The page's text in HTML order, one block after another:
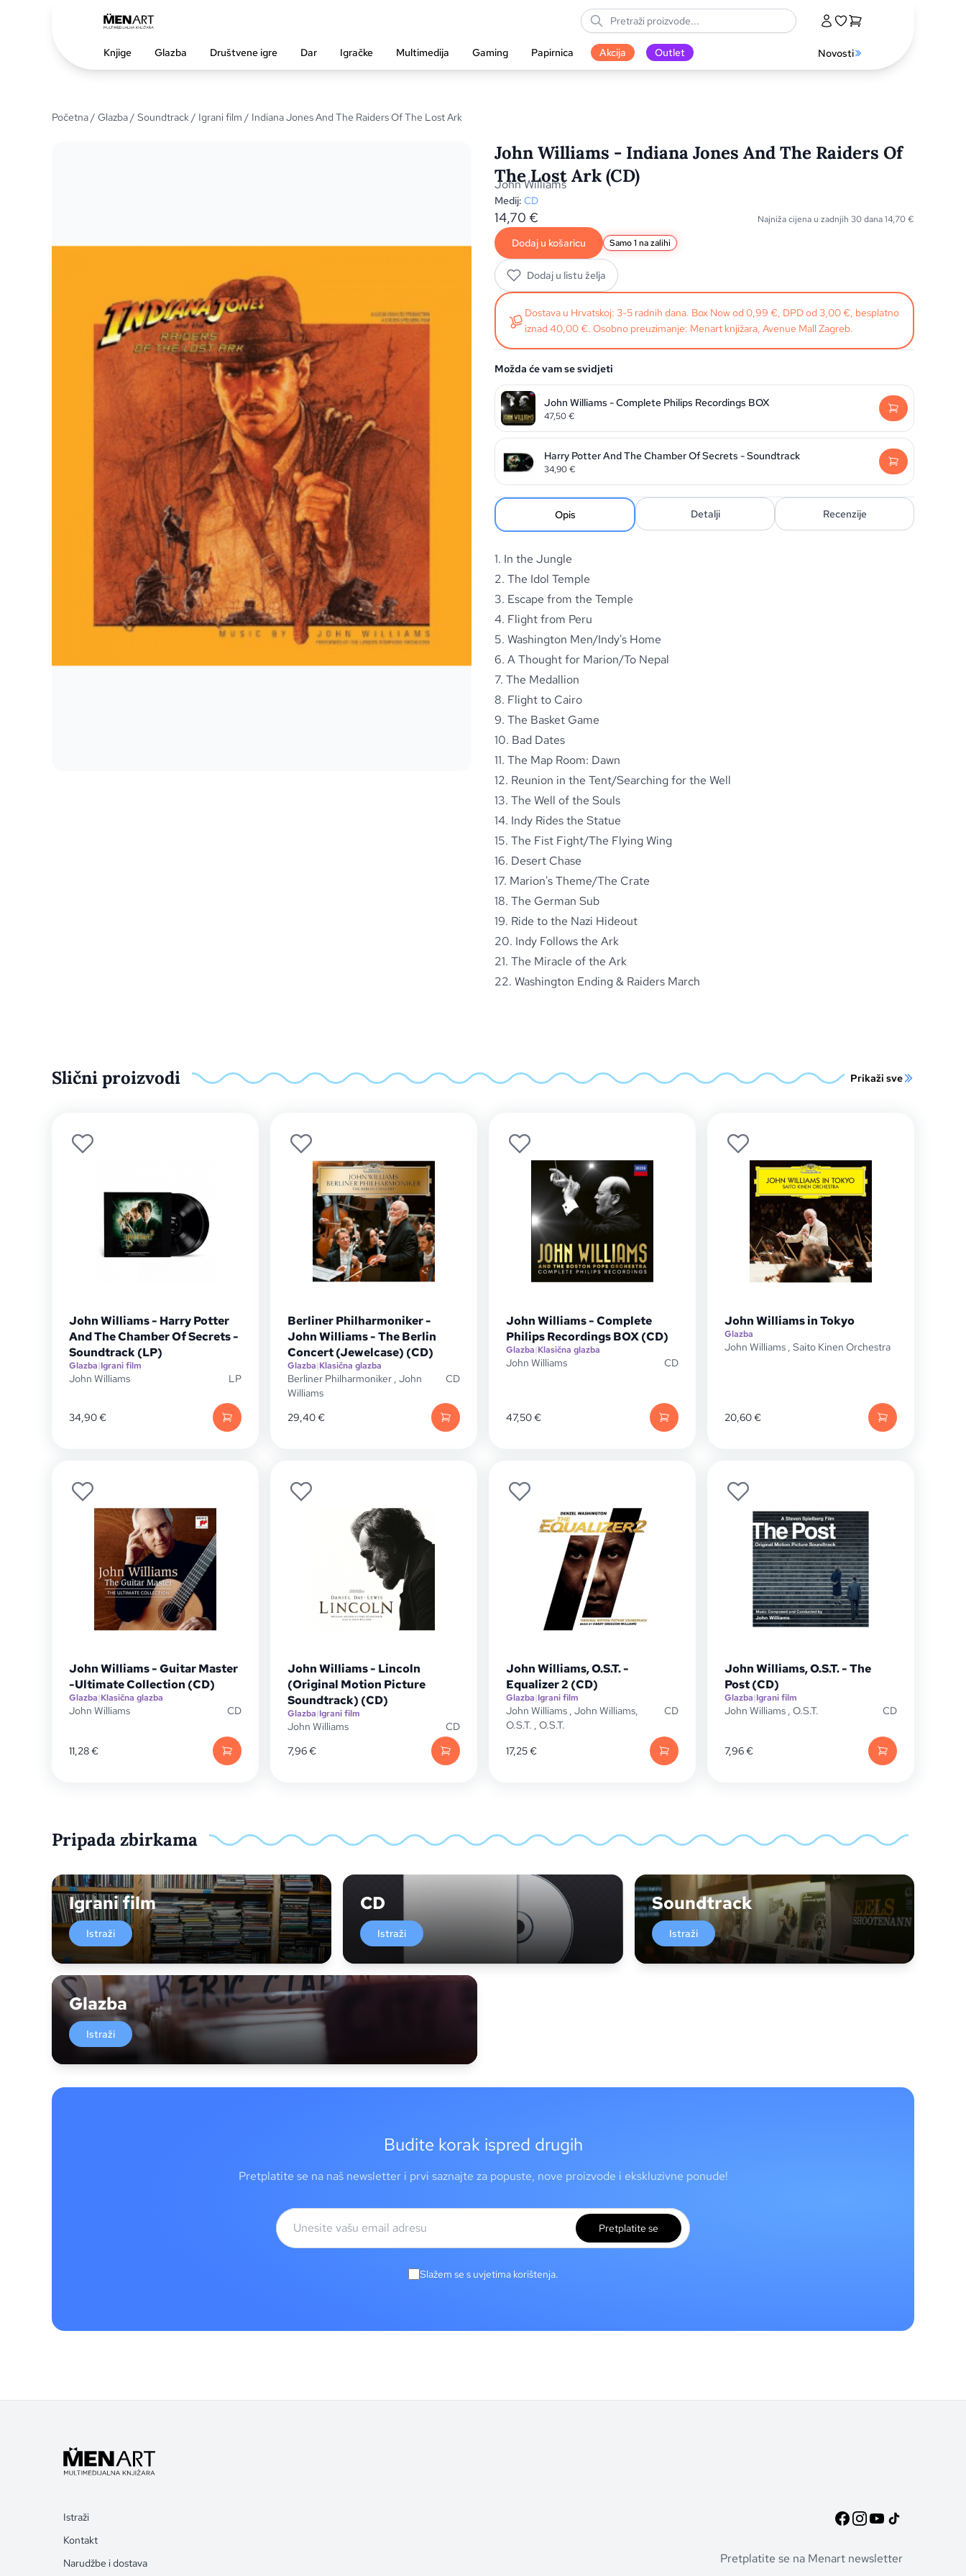
Knjige Glazba Društvene igre Dar Igračke Multimedija Gaming Papirnica Akcija Outlet Novosti
Početna/ Glazba/ Soundtrack/ Igrani film / Indiana Jones And The Raiders Of The Lost Ark
John Williams - Indiana Jones And The Raiders Of
The Lost Ark (CD)
John Williams
Medij: CD
14,70 € Najniža cijena u zadnjih 30 dana14,70€
Dodaj u košaricu Samo 1 na zalihi
Dodaj u listu želja
Dostava u Hrvatskoj: 3-5 radnih dana. Box Now od 0,99 €, DPD od 3,00 €, besplatno
iznad 40,00 €. Osobno preuzimanje: Menart knjižara, Avenue Mall Zagreb.
Možda će vam se svidjeti
John Williams - Complete Philips Recordings BOX
47,50€
Harry Potter And The Chamber Of Secrets - Soundtrack
34,90€
Opis Detalji Recenzije
1. In the Jungle
2. The Idol Temple
3. Escape from the Temple
4. Flight from Peru
5. Washington Men/Indy's Home
6. A Thought for Marion/To Nepal
7. The Medallion
8. Flight to Cairo
9. The Basket Game
10. Bad Dates
11. The Map Room: Dawn
12. Reunion in the Tent/Searching for the Well
13. The Well of the Souls
14. Indy Rides the Statue
15. The Fist Fight/The Flying Wing
16. Desert Chase
17. Marion's Theme/The Crate
18. The German Sub
19. Ride to the Nazi Hideout
20. Indy Follows the Ark
21. The Miracle of the Ark
22. Washington Ending & Raiders March
Slični proizvodi Prikaži sve
John Williams - Harry Potter
And The Chamber Of Secrets -
Soundtrack (LP)
Glazba|Igrani film
John Williams LP
34,90€
Berliner Philharmoniker -
John Williams - The Berlin
Concert (Jewelcase) (CD)
Glazba|Klasična glazba
Berliner Philharmoniker , John
Williams
CD
29,40€
John Williams - Complete
Philips Recordings BOX (CD)
Glazba|Klasična glazba
John Williams CD
47,50€
John Williams in Tokyo
Glazba
John Williams , Saito Kinen Orchestra
20,60€
John Williams - Guitar Master
-Ultimate Collection (CD)
Glazba|Klasična glazba
John Williams CD
11,28€
John Williams - Lincoln
(Original Motion Picture
Soundtrack) (CD)
Glazba|Igrani film
John Williams
CD
7,96€
John Williams, O.S.T. -
Equalizer 2 (CD)
Glazba|Igrani film
John Williams , John Williams,
O.S.T. , O.S.T.
CD
17,25€
John Williams, O.S.T. - The
Post (CD)
Glazba|Igrani film
John Williams , O.S.T. CD
7,96€
Pripada zbirkama
Igrani film
Istraži
CD
Istraži
Soundtrack
Istraži
Glazba
Istraži
Budite korak ispred drugih
Pretplatite se na naš newsletter i prvi saznajte za popuste, nove proizvode i ekskluzivne ponude!
Pretplatite se
Slažem se s uvjetima korištenja.
Istraži
Kontakt
Narudžbe i dostava
Pretplatite se na Menart newsletter